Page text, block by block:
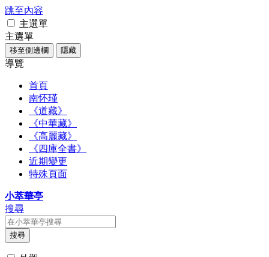
跳至內容
主選單
主選單
移至側邊欄 隱藏
導覽
首頁
南怀瑾
《道藏》
《中華藏》
《高麗藏》
《四庫全書》
近期變更
特殊頁面
小萃華亭
搜尋
搜尋